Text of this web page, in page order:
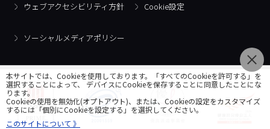
ウェブアクセシビリティ方針 Cookie設定
ソーシャルメディアポリシー
本サイトでは、Cookieを使用しております。「すべてのCookieを許可する」を
選択することによって、 デバイスにCookieを保存することに同意したことにな
ります。
Cookieの使用を無効化(オプトアウト)、または、Cookieの設定をカスタマイズ
するには「個別にCookieを設定する」を選択してください。
このサイトについて 》